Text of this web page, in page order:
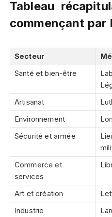
Tableau
commençant par
Secteur
Santé et bien-être
Artisanat
Environnement
Sécurité et armée
Commerce et
services
Art et création
Industrie